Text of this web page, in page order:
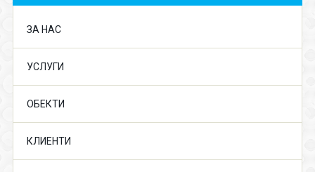
ЗА НАС
УСЛУГИ
ОБЕКТИ
КЛИЕНТИ